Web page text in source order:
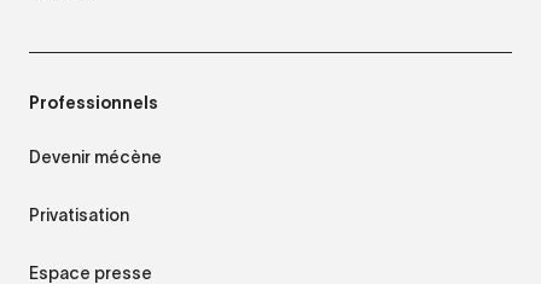
Professionnels
Devenir mécène
Privatisation
Espace presse